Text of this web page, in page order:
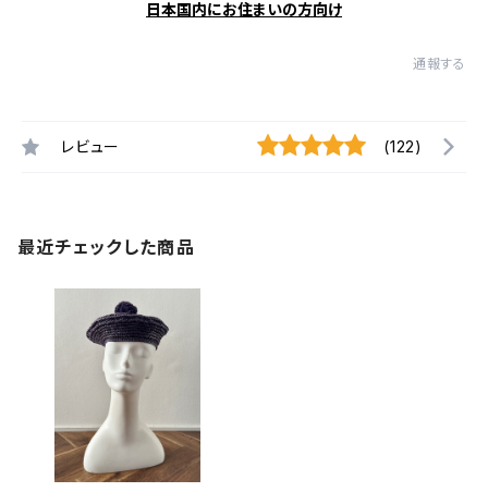
日本国内にお住まいの方向け
通報する
レビュー (122)
最近チェックした商品